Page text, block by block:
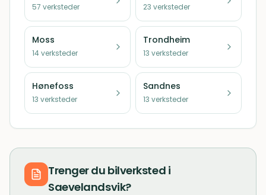
57 verksteder 23 verksteder
Moss
14verksteder
Trondheim
13 verksteder
Hønefoss
13 verksteder
Sandnes
13 verksteder
Trenger du bilverksted i
Saevelandsvik?